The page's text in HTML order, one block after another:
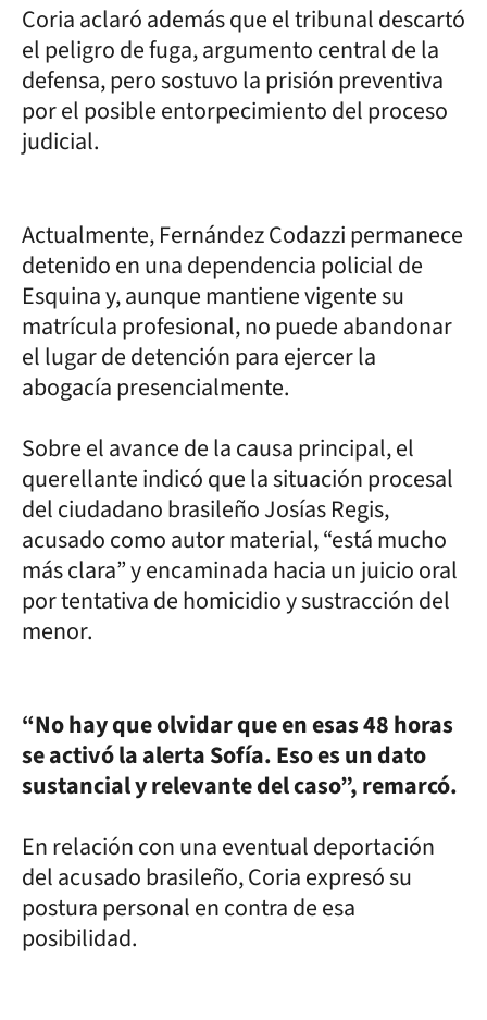
Coria aclaró además que el tribunal descartó
el peligro de fuga, argumento central de la
defensa, pero sostuvo la prisión preventiva
por el posible entorpecimiento del proceso
judicial.
Actualmente, Fernández Codazzi permanece
detenido en una dependencia policial de
Esquina y, aunque mantiene vigente su
matrícula profesional, no puede abandonar
el lugar de detención para ejercer la
abogacía presencialmente.
Sobre el avance de la causa principal, el
querellante indicó que la situación procesal
del ciudadano brasileño Josías Regis,
acusado como autor material, “está mucho
más clara” y encaminada hacia un juicio oral
por tentativa de homicidio y sustracción del
menor.
“No hay que olvidar que en esas 48 horas
se activó la alerta Sofía. Eso es un dato
sustancial y relevante del caso”, remarcó.
En relación con una eventual deportación
del acusado brasileño, Coria expresó su
postura personal en contra de esa
posibilidad.